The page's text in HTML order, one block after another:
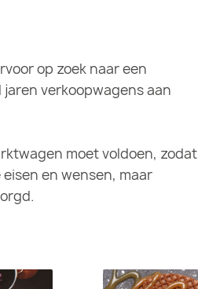
op zoek naar een
verkoopwagens aan
moet voldoen, zodat
en wensen, maar